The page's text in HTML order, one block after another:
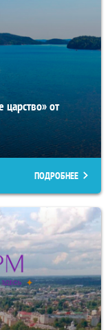
от
ПОДРОБНЕЕ